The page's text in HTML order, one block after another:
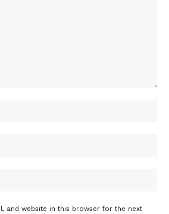
and website in this browser for the next